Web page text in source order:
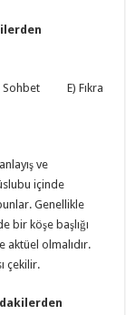
E) Fıkra
ve
içinde
Genellikle
bir köşe başlığı
aktüel olmalıdır.
çekilir.